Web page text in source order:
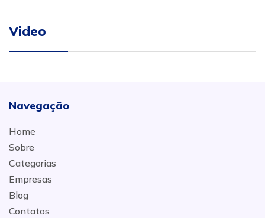
Video
Navegação
Home
Sobre
Categorias
Empresas
Blog
Contatos